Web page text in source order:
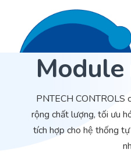
Trang Chủ
Giới thiệu
Dịch Vụ
Module
PNTECH CONTROLS
rộng chất lượng, tối ưu
tích hợp cho hệ thống